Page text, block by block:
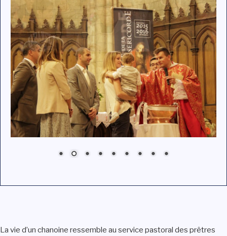
La vie d’un chanoine ressemble au service pastoral des prêtres